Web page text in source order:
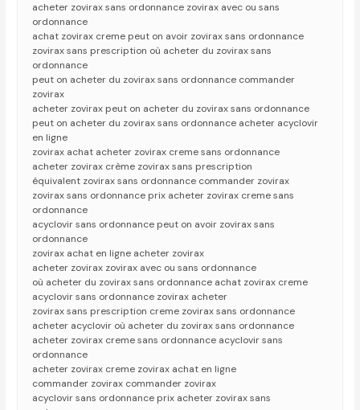
acheter zovirax sans ordonnance zovirax avec ou sans
ordonnance
achat zovirax creme peut on avoir zovirax sans ordonnance
zovirax sans prescription où acheter du zovirax sans
ordonnance
peut on acheter du zovirax sans ordonnance commander
zovirax
acheter zovirax peut on acheter du zovirax sans ordonnance
peut on acheter du zovirax sans ordonnance acheter acyclovir
en ligne
zovirax achat acheter zovirax creme sans ordonnance
acheter zovirax crème zovirax sans prescription
équivalent zovirax sans ordonnance commander zovirax
zovirax sans ordonnance prix acheter zovirax creme sans
ordonnance
acyclovir sans ordonnance peut on avoir zovirax sans
ordonnance
zovirax achat en ligne acheter zovirax
acheter zovirax zovirax avec ou sans ordonnance
où acheter du zovirax sans ordonnance achat zovirax creme
acyclovir sans ordonnance zovirax acheter
zovirax sans prescription creme zovirax sans ordonnance
acheter acyclovir où acheter du zovirax sans ordonnance
acheter zovirax creme sans ordonnance acyclovir sans
ordonnance
acheter zovirax creme zovirax achat en ligne
commander zovirax commander zovirax
acyclovir sans ordonnance prix acheter zovirax sans